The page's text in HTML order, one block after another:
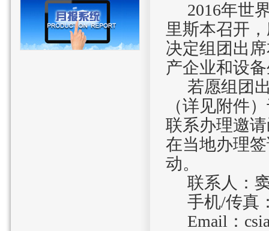
2016年世
里斯本召开
决定组团出
产企业和设
若愿组团
（详见附件
联系办理邀
在当地办理
动。
联系人：
手机/传真
Email ：